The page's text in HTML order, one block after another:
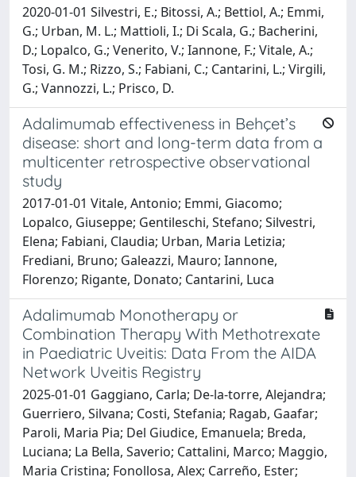
2020-01-01 Silvestri, E.; Bitossi, A.; Bettiol, A.; Emmi,
G.; Urban, M. L.; Mattioli, I.; Di Scala, G.; Bacherini,
D.; Lopalco, G.; Venerito, V.; Iannone, F.; Vitale, A.;
Tosi, G. M.; Rizzo, S.; Fabiani, C.; Cantarini, L.; Virgili,
G.; Vannozzi, L.; Prisco, D.
Adalimumab effectiveness in Behçet’s
disease: short and long-term data from a
multicenter retrospective observational
study
2017-01-01 Vitale, Antonio; Emmi, Giacomo;
Lopalco, Giuseppe; Gentileschi, Stefano; Silvestri,
Elena; Fabiani, Claudia; Urban, Maria Letizia;
Frediani, Bruno; Galeazzi, Mauro; Iannone,
Florenzo; Rigante, Donato; Cantarini, Luca
Adalimumab Monotherapy or
Combination Therapy With Methotrexate
in Paediatric Uveitis: Data From the AIDA
Network Uveitis Registry
2025-01-01 Gaggiano, Carla; De‐la‐torre, Alejandra;
Guerriero, Silvana; Costi, Stefania; Ragab, Gaafar;
Paroli, Maria Pia; Del Giudice, Emanuela; Breda,
Luciana; La Bella, Saverio; Cattalini, Marco; Maggio,
Maria Cristina; Fonollosa, Alex; Carreño, Ester;